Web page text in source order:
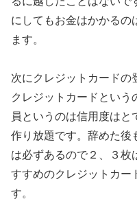
にしてもお金はかかるの
ます。
次にクレジットカードの
クレジットカードという
員というのは信用度は
作り放題です。辞めた後
は必ずあるので２、３枚
すすめのクレジットカー
す。